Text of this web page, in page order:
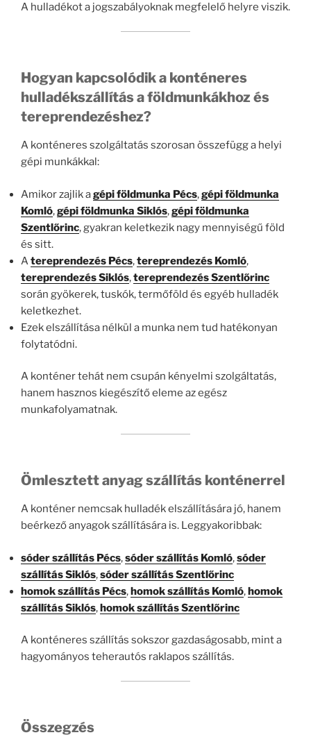
A hulladékot a jogszabályoknak megfelelő helyre viszik.
Hogyan kapcsolódik a konténeres
hulladékszállítás a földmunkákhoz és
tereprendezéshez?
A konténeres szolgáltatás szorosan összefügg a helyi
gépi munkákkal:
Amikor zajlik agépi földmunka Pécs,gépi földmunka
Komló,gépi földmunka Siklós,gépi földmunka
Szentlőrinc, gyakran keletkezik nagy mennyiségű föld
és sitt.
Atereprendezés Pécs,tereprendezés Komló,
tereprendezés Siklós,tereprendezés Szentlőrinc
során gyökerek, tuskók, termőföld és egyéb hulladék
keletkezhet.
Ezek elszállítása nélkül a munka nem tud hatékonyan
folytatódni.
A konténer tehát nem csupán kényelmi szolgáltatás,
hanem hasznos kiegészítő eleme az egész
munkafolyamatnak.
Ömlesztett anyag szállítás konténerrel
A konténer nemcsak hulladék elszállítására jó, hanem
beérkező anyagok szállítására is. Leggyakoribbak:
sóder szállítás Pécs,sóder szállítás Komló,sóder
szállítás Siklós,sóder szállítás Szentlőrinc
homok szállítás Pécs,homok szállítás Komló,homok
szállítás Siklós,homok szállítás Szentlőrinc
A konténeres szállítás sokszor gazdaságosabb, mint a
hagyományos teherautós raklapos szállítás.
Összegzés